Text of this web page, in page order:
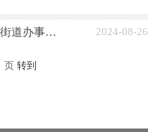
北京市丰台区人民政府东高地街道办事处2023年度部门决算 2024-08-26
页 转到